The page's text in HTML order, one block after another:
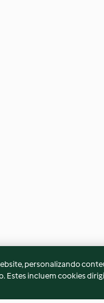
personalizando
Estes incluem cookies